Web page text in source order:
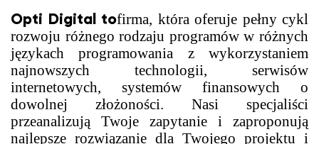
Opti Digital tofirma, która oferuje pełny cykl
rozwoju różnego rodzaju programów w różnych
językach programowania z wykorzystaniem
najnowszych technologii, serwisów
internetowych, systemów finansowych o
dowolnej złożoności. Nasi specjaliści
przeanalizują Twoje zapytanie i zaproponują
najlepsze rozwiązanie dla Twojego projektu i